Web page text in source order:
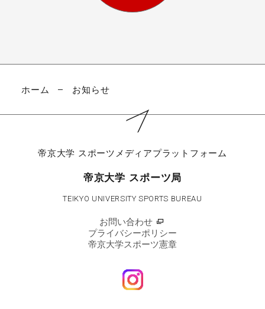
ホーム お知らせ
帝京大学 スポーツメディアプラットフォーム
帝京大学 スポーツ局
TEIKYO UNIVERSITY SPORTS BUREAU
お問い合わせ
プライバシーポリシー
帝京大学スポーツ憲章